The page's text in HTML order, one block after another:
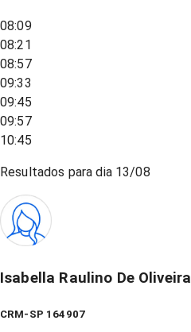
08:09
08:21
08:57
09:33
09:45
09:57
10:45
Resultados para dia 13/08
Isabella Raulino De Oliveira
CRM-SP 164907